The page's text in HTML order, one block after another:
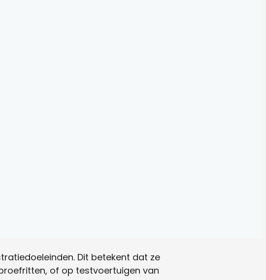
Dit betekent dat ze
of op testvoertuigen van